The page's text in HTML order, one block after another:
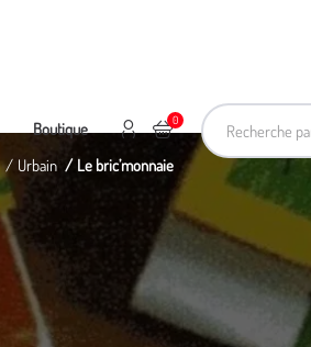
Recherche
Boutique 0
Ajouter au panier
Mon compte
Urbain Le bric’monnaie